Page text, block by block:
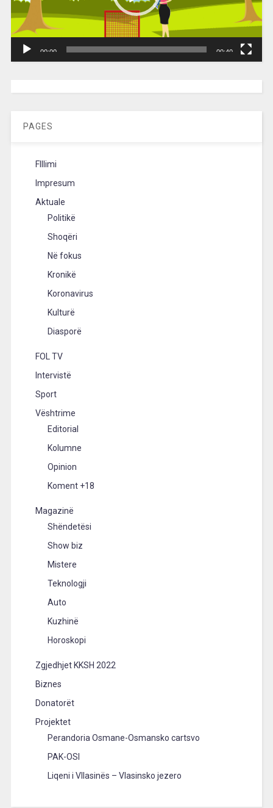
00:00 00:40
PAGES
FIllimi
Impresum
Aktuale
Politikë
Shoqëri
Në fokus
Kronikë
Koronavirus
Kulturë
Diasporë
FOL TV
Intervistë
Sport
Vështrime
Editorial
Kolumne
Opinion
Koment +18
Magazinë
Shëndetësi
Show biz
Mistere
Teknologji
Auto
Kuzhinë
Horoskopi
Zgjedhjet KKSH 2022
Biznes
Donatorët
Projektet
Perandoria Osmane-Osmansko cartsvo
PAK-OSI
Liqeni i Vllasinës – Vlasinsko jezero